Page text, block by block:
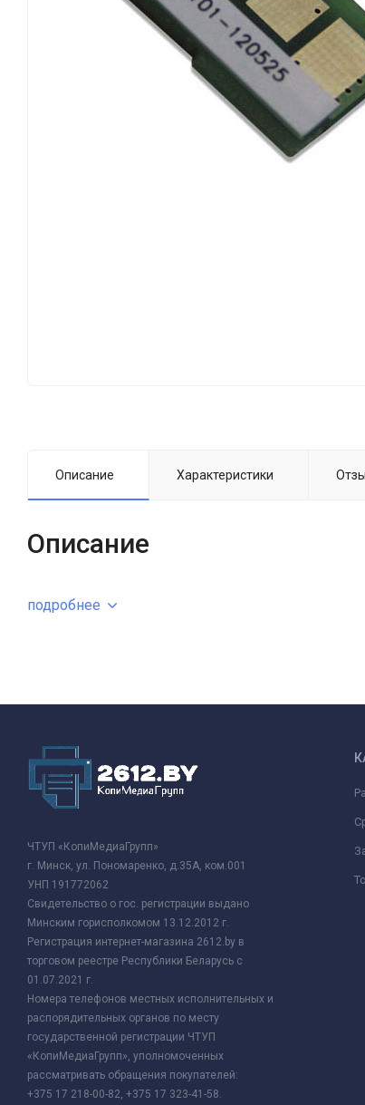
Описание Характеристики
Описание
подробнее
ЧТУП «КопиМедиаГрупп»
г. Минск, ул. Пономаренко, д.35А, ком.001
УНП 191772062
Свидетельство о гос. регистрации выдано
Минским горисполкомом 13.12.2012 г.
Регистрация интернет-магазина 2612.by в
торговом реестре Республики Беларусь с
01.07.2021 г.
Номера телефонов местных исполнительных и
распорядительных органов по месту
государственной регистрации ЧТУП
«КопиМедиаГрупп», уполномоченных
рассматривать обращения покупателей:
+375 17 218-00-82, +375 17 323-41-58.